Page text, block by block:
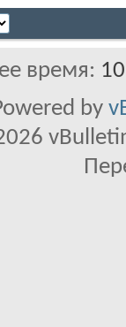
время:
by